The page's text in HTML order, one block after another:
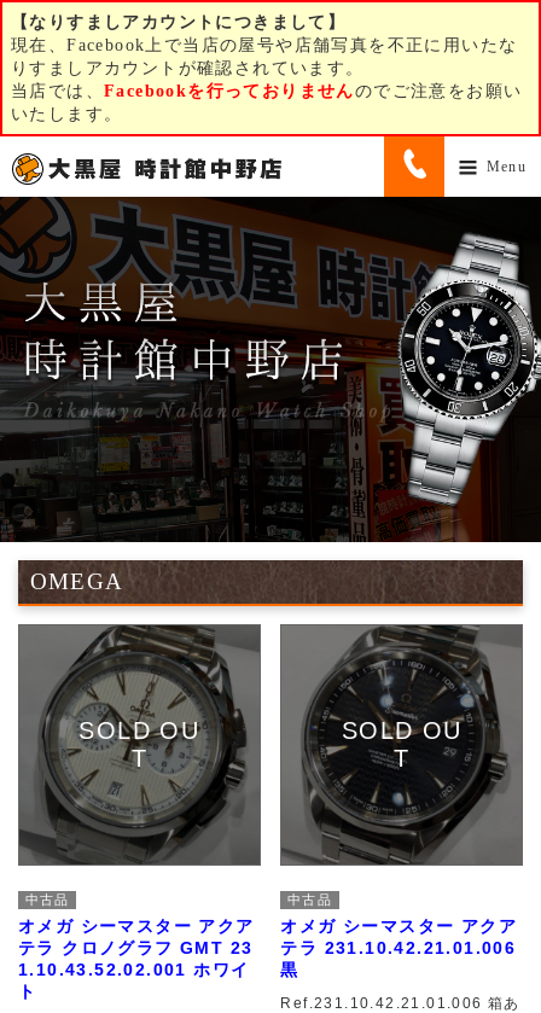
【なりすましアカウントにつきまして】
現在、Facebook上で当店の屋号や店舗写真を不正に用いたな
りすましアカウントが確認されています。
当店では、 Facebookを行っておりませんのでご注意をお願い
いたします。
Menu
OMEGA
中古品
オメガ シーマスター アクア
テラ クロノグラフ GMT 23
1.10.43.52.02.001 ホワイ
ト
中古品
オメガ シーマスター アクア
テラ 231.10.42.21.01.006
黒
Ref.231.10.42.21.01.006 箱あ